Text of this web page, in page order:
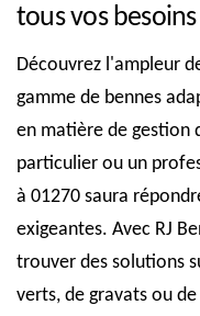
tous vos
Découvrez l'ampleur
gamme de bennes
en matière de gestion
particulier ou un
à 01270 saura
exigeantes. Avec RJ
trouver des solutions
verts, de gravats ou